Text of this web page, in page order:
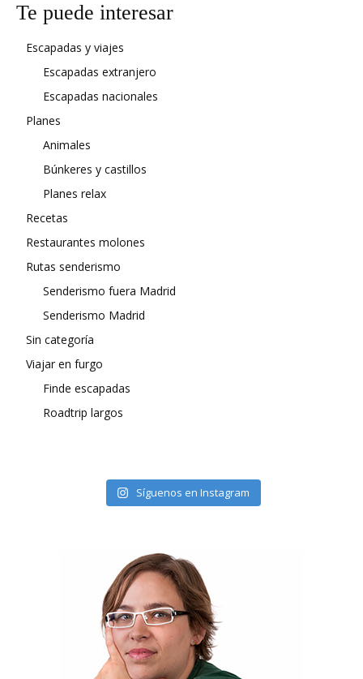
Te puede interesar
Escapadas y viajes
Escapadas extranjero
Escapadas nacionales
Planes
Animales
Búnkeres y castillos
Planes relax
Recetas
Restaurantes molones
Rutas senderismo
Senderismo fuera Madrid
Senderismo Madrid
Sin categoría
Viajar en furgo
Finde escapadas
Roadtrip largos
Síguenos en Instagram